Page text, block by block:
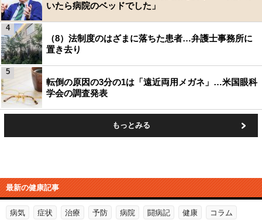
いたら病院のベッドでした」
（8）法制度のはざまに落ちた患者…弁護士事務所に
置き去り
4
転倒の原因の3分の1は「遠近両用メガネ」…米国眼科
学会の調査発表
5
もっとみる
最新の健康記事
病気 症状 治療 予防 病院 闘病記 健康 コラム